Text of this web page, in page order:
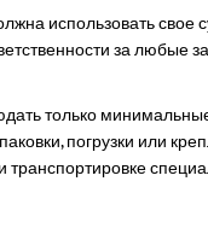
использовать свое
за любые
только
погрузки или